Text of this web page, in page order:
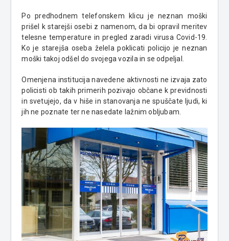
Po predhodnem telefonskem klicu je neznan moški
prišel k starejši osebi z namenom, da bi opravil meritev
telesne temperature in pregled zaradi virusa Covid-19.
Ko je starejša oseba želela poklicati policijo je neznan
moški takoj odšel do svojega vozila in se odpeljal.
Omenjena institucija navedene aktivnosti ne izvaja zato
policisti ob takih primerih pozivajo občane k previdnosti
in svetujejo, da v hiše in stanovanja ne spuščate ljudi, ki
jih ne poznate ter ne nasedate lažnim obljubam.